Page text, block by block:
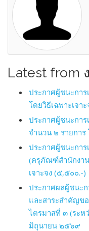
Latest from
ประกาศผู้ชนะกา
โดยวิธีเฉพาะเจาะ
ประกาศผู้ชนะกา
จำนวน ๒ รายการ
ประกาศผู้ชนะการ
(ครุภัณฑ์สำนักงาน
เจาะจง (๕,๕๐๐.-)
ประกาศผลผู้ชนะ
และสาระสำคัญข
ไตรมาสที่ ๓ (ระห
มิถุนายน ๒๕๖๙